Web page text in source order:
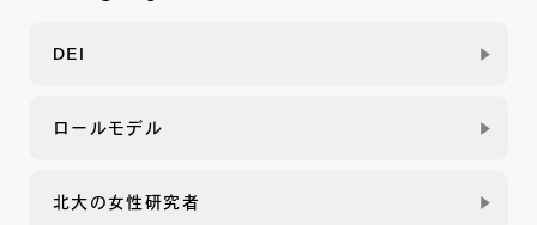
DEI
ロールモデル
北大の女性研究者